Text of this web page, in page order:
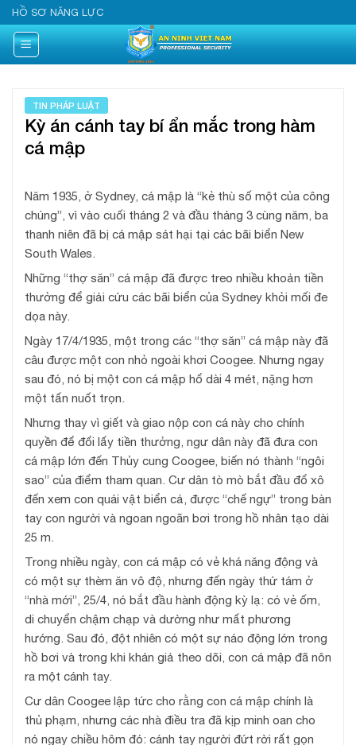
Skip
to
content
HỒ SƠ NĂNG LỰC
TIN PHÁP LUẬT
Kỳ án cánh tay bí ẩn mắc trong hàm
cá mập
Năm 1935, ở Sydney, cá mập là “kẻ thù số một của công
chúng”, vì vào cuối tháng 2 và đầu tháng 3 cùng năm, ba
thanh niên đã bị cá mập sát hại tại các bãi biển New
South Wales.
Những “thợ săn” cá mập đã được treo nhiều khoản tiền
thưởng để giải cứu các bãi biển của Sydney khỏi mối đe
dọa này.
Ngày 17/4/1935, một trong các “thợ săn” cá mập này đã
câu được một con nhỏ ngoài khơi Coogee. Nhưng ngay
sau đó, nó bị một con cá mập hổ dài 4 mét, nặng hơn
một tấn nuốt trọn.
Nhưng thay vì giết và giao nộp con cá này cho chính
quyền để đổi lấy tiền thưởng, ngư dân này đã đưa con
cá mập lớn đến Thủy cung Coogee, biến nó thành “ngôi
sao” của điểm tham quan. Cư dân tò mò bắt đầu đổ xô
đến xem con quái vật biển cả, được “chế ngự” trong bàn
tay con người và ngoan ngoãn bơi trong hồ nhân tạo dài
25 m.
Trong nhiều ngày, con cá mập có vẻ khá năng động và
có một sự thèm ăn vô độ, nhưng đến ngày thứ tám ở
“nhà mới”, 25/4, nó bắt đầu hành động kỳ lạ: có vẻ ốm,
di chuyển chậm chạp và dường như mất phương
hướng. Sau đó, đột nhiên có một sự náo động lớn trong
hồ bơi và trong khi khán giả theo dõi, con cá mập đã nôn
ra một cánh tay.
Cư dân Coogee lập tức cho rằng con cá mập chính là
thủ phạm, nhưng các nhà điều tra đã kịp minh oan cho
nó ngay chiều hôm đó: cánh tay người đứt rời rất gọn